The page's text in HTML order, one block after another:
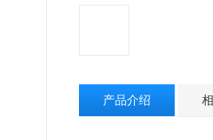
产品介绍